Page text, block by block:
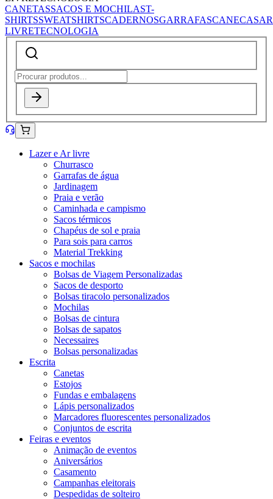
CANETASSACOS E MOCHILAST-
SHIRTSSWEATSHIRTSCADERNOSGARRAFASCANECASAR
LIVRETECNOLOGIA
Lazer e Ar livre
Churrasco
Garrafas de água
Jardinagem
Praia e verão
Caminhada e campismo
Sacos térmicos
Chapéus de sol e praia
Para sois para carros
Material Trekking
Sacos e mochilas
Bolsas de Viagem Personalizadas
Sacos de desporto
Bolsas tiracolo personalizados
Mochilas
Bolsas de cintura
Bolsas de sapatos
Necessaires
Bolsas personalizadas
Escrita
Canetas
Estojos
Fundas e embalagens
Lápis personalizados
Marcadores fluorescentes personalizados
Conjuntos de escrita
Feiras e eventos
Animação de eventos
Aniversários
Casamento
Campanhas eleitorais
Despedidas de solteiro